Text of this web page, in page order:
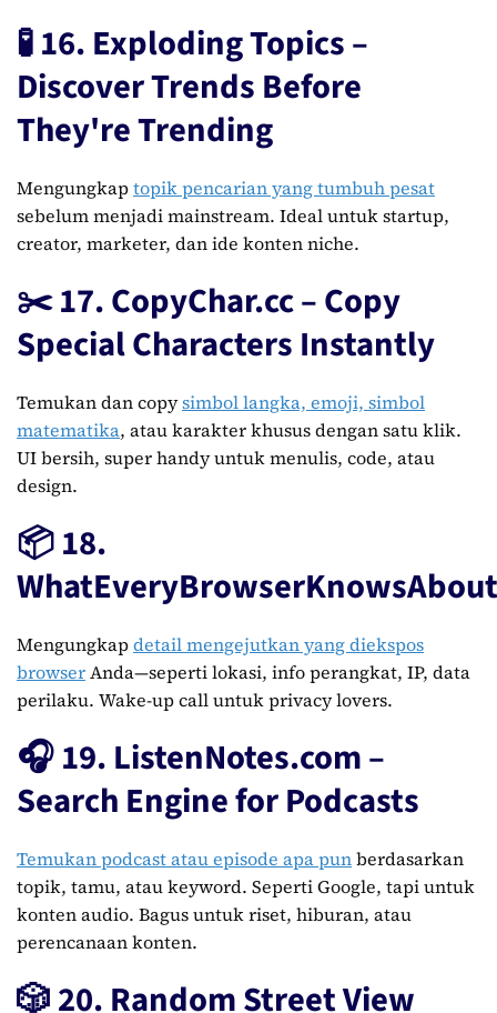
🧪 16. Exploding Topics –
Discover Trends Before
They're Trending
Mengungkaptopik pencarian yang tumbuh pesat
sebelum menjadi mainstream. Ideal untuk startup,
creator, marketer, dan ide konten niche.
✂️ 17. CopyChar.cc – Copy
Special Characters Instantly
Temukan dan copysimbol langka, emoji, simbol
matematika, atau karakter khusus dengan satu klik.
UI bersih, super handy untuk menulis, code, atau
design.
📦 18.
Mengungkapdetail mengejutkan yang diekspos
browserAnda—seperti lokasi, info perangkat, IP, data
perilaku. Wake-up call untuk privacy lovers.
🎧 19. ListenNotes.com –
Search Engine for Podcasts
Temukan podcast atau episode apa punberdasarkan
topik, tamu, atau keyword. Seperti Google, tapi untuk
konten audio. Bagus untuk riset, hiburan, atau
perencanaan konten.
🎲 20. Random Street View